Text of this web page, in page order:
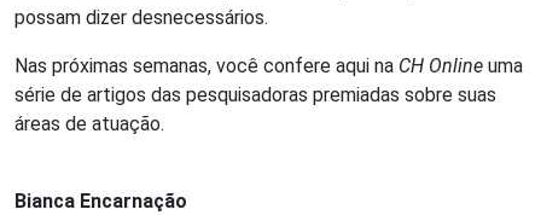
possam dizer desnecessários.
Nas próximas semanas, você confere aqui na CH Online uma
série de artigos das pesquisadoras premiadas sobre suas
áreas de atuação.
Bianca Encarnação